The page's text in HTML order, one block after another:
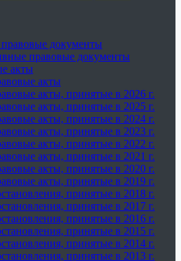
документы
правовые документы
акты
акты
акты, принятые в 2026 г.
акты, принятые в 2025 г.
акты, принятые в 2024 г.
акты, принятые в 2023 г.
акты, принятые в 2022 г.
акты, принятые в 2021 г.
акты, принятые в 2020 г.
акты, принятые в 2019 г.
принятые в 2018 г.
принятые в 2017 г.
принятые в 2016 г.
принятые в 2015 г.
принятые в 2014 г.
принятые в 2013 г.